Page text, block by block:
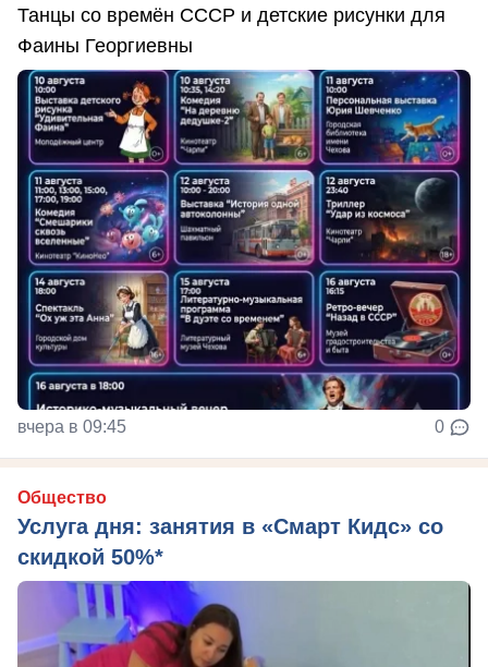
Танцы со времён СССР и детские рисунки для
Фаины Георгиевны
вчера в 09:45 0
Общество
Услуга дня: занятия в «Смарт Кидс» со
скидкой 50%*